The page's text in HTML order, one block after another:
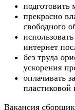
прекрасно
свободного
интернет
без труда
ускорения
оплачивать
пластиковой
Вакансия